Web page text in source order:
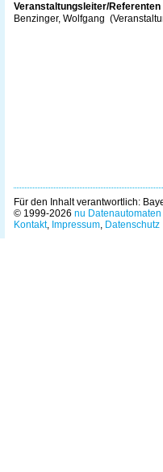
Veranstaltungsleiter/Referenten
Benzinger, Wolfgang
Für den Inhalt verantwortlich:
© 1999-2026 nu
Kontakt, Impressum, Datenschutz